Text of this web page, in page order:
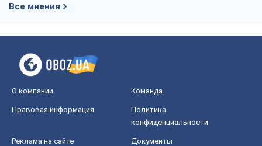
Все мнения
О компании Команда
Правовая информация
Политика
конфиденциальности
Реклама на сайте Документы